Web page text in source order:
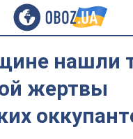
нашли
жертвы